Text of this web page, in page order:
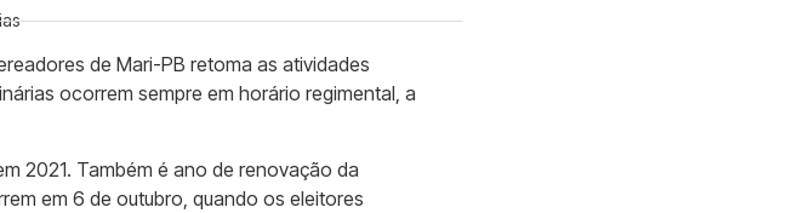
de Mari-PB retoma as atividades
ocorrem sempre em horário regimental, a
2021. Também é ano de renovação da
em 6 de outubro, quando os eleitores